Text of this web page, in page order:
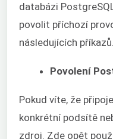
databázi
povolit příchozí
následujících příkazů.
Povolení
Pokud víte, že
konkrétní podsítě
zdroj. Zde opět